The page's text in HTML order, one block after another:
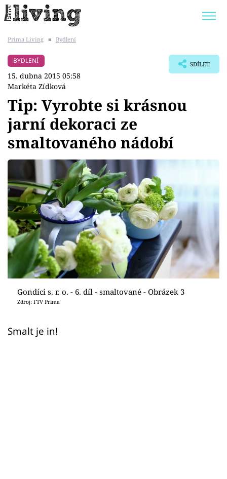
BYDLENÍ SLAVNÝCH
Témata
Bydlení
Zahrada
Design
Sledujte prima+
Přihlášení
Sledujte nás
Prima Living ■ Bydlení
BYDLENÍ
15. dubna 2015 05:58
Markéta Zídková
SDÍLET
Tip: Vyrobte si krásnou
jarní dekoraci ze
smaltovaného nádobí
Gondíci s. r. o. - 6. díl - smaltované - Obrázek 3
Zdroj: FTV Prima
Smalt je in!